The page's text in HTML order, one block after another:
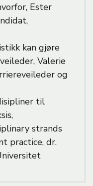
Ester
kan gjøre
Valerie
og
til
strands
practice, dr.